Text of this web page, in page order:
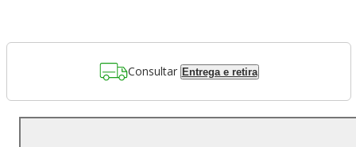
Consultar Entrega e retira